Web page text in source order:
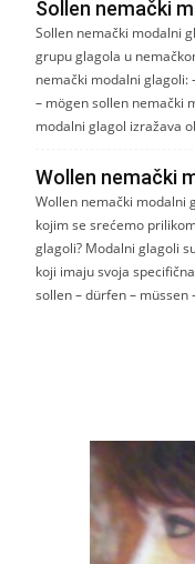
Sollen nemački
Sollen nemački modalni
grupu glagola u
nemački modalni glagoli:
– mögen sollen nemački
modalni glagol izražava
Wollen nemački
Wollen nemački modalni
kojim se srećemo
glagoli? Modalni glagoli
koji imaju svoja
sollen – dürfen –